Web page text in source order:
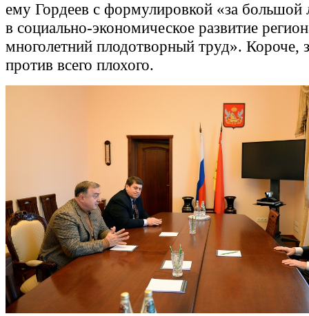
ему Гордеев с формулировкой «за большой
в социально-экономическое развитие
многолетний плодотворный труд». Короче,
против всего плохого.